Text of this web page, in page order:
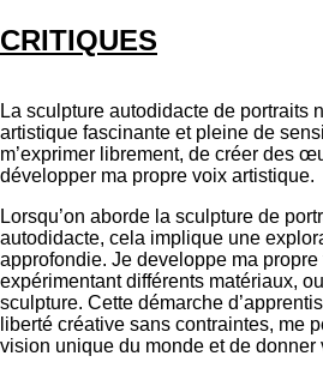
CRITIQUES
La sculpture autodidacte de portraits
artistique fascinante et pleine de
m’exprimer librement, de créer des
développer ma propre voix artistique.
Lorsqu’on aborde la sculpture de
autodidacte, cela implique une
approfondie. Je developpe ma
expérimentant différents matériaux,
sculpture. Cette démarche
liberté créative sans contraintes, me
vision unique du monde et de donner